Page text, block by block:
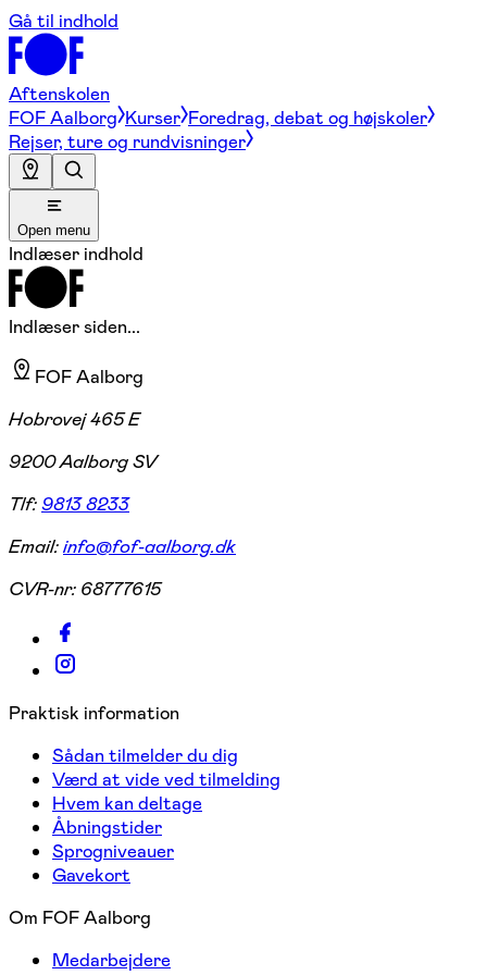
Gå til indhold
Aftenskolen
FOF Aalborg Kurser Foredrag, debat og højskoler
Rejser, ture og rundvisninger
Open menu
Indlæser indhold
Indlæser siden...
FOF Aalborg
Hobrovej 465 E
9200 Aalborg SV
Tlf:9813 8233
Email:info@fof-aalborg.dk
CVR-nr: 68777615
Praktisk information
Sådan tilmelder du dig
Værd at vide ved tilmelding
Hvem kan deltage
Åbningstider
Sprogniveauer
Gavekort
Om FOF Aalborg
Medarbejdere